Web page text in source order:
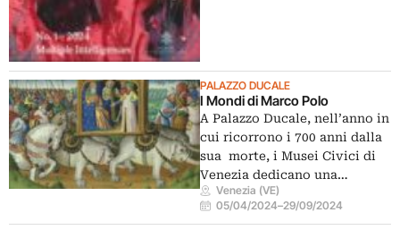
PALAZZO DUCALE
I Mondi di Marco Polo
A Palazzo Ducale, nell’anno in
cui ricorrono i 700 anni dalla
sua morte, i Musei Civici di
Venezia dedicano una…
Venezia (VE)
05/04/2024–29/09/2024